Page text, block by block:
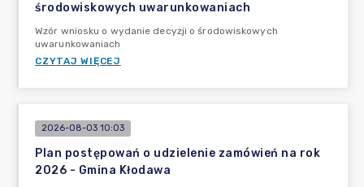
środowiskowych uwarunkowaniach
Wzór wniosku o wydanie decyzji o środowiskowych
uwarunkowaniach
CZYTAJ WIĘCEJ
2026-08-03 10:03
Plan postępowań o udzielenie zamówień na rok
2026 - Gmina Kłodawa